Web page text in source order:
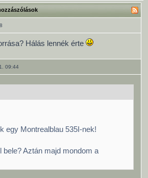
Hálás lennék érte
09:44
egy Montrealblau 535I-nek!
Aztán majd mondom a